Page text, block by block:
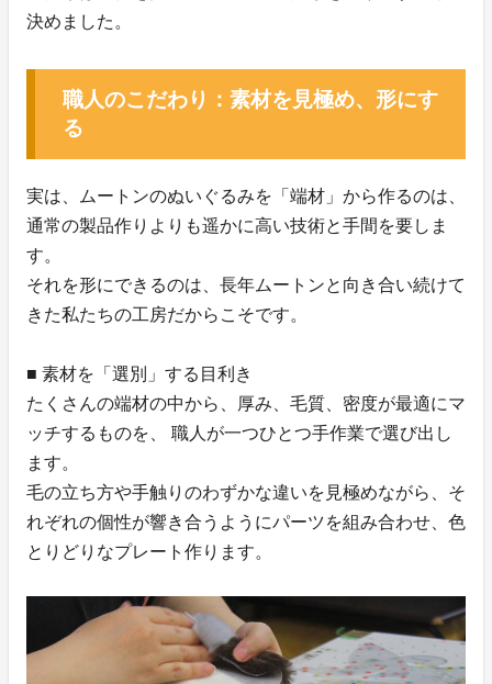
決めました。
職人のこだわり：素材を見極め、形にす
る
実は、ムートンのぬいぐるみを「端材」から作るのは、
通常の製品作りよりも遥かに高い技術と手間を要しま
す。
それを形にできるのは、長年ムートンと向き合い続けて
きた私たちの工房だからこそです。
■ 素材を「選別」する目利き
たくさんの端材の中から、厚み、毛質、密度が最適にマ
ッチするものを、 職人が一つひとつ手作業で選び出し
ます。
毛の立ち方や手触りのわずかな違いを見極めながら、そ
れぞれの個性が響き合うようにパーツを組み合わせ、色
とりどりなプレート作ります。